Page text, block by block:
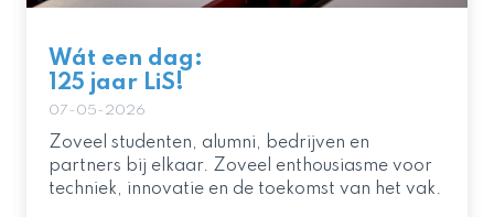
Wát een dag:
125 jaar LiS!
07-05-2026
Zoveel studenten, alumni, bedrijven en
partners bij elkaar. Zoveel enthousiasme voor
techniek, innovatie en de toekomst van het vak.